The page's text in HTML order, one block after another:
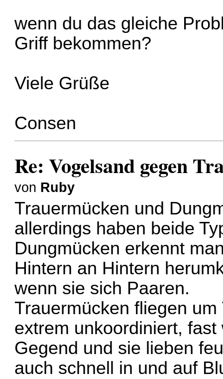
wenn du das gleiche
Griff bekommen?
Viele Grüße
Consen
Re: Vogelsand gegen
von Ruby
Trauermücken und
allerdings haben beide
Dungmücken erkennt
Hintern an Hintern
wenn sie sich Paaren.
Trauermücken fliegen
extrem unkoordiniert,
Gegend und sie lieben
auch schnell in und auf